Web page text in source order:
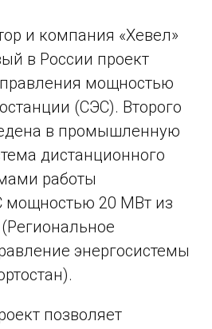
и компания «Хевел»
в России проект
мощностью
(СЭС). Второго
в промышленную
дистанционного
работы
мощностью 20 МВт из
энергосистемы
позволяет